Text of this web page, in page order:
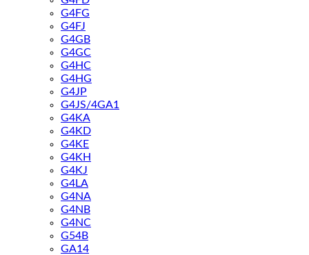
G4FG
G4FJ
G4GB
G4GC
G4HC
G4HG
G4JP
G4JS/4GA1
G4KA
G4KD
G4KE
G4KH
G4KJ
G4LA
G4NA
G4NB
G4NC
G54B
GA14